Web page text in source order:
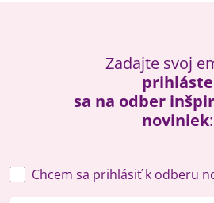
Zadajte svoj
prihláste
sa na odber
noviniek:
Chcem sa prihlásiť k odberu